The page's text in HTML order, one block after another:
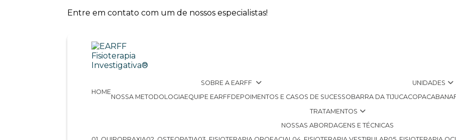
Entre em contato com um de nossos especialistas!
HOME
SOBRE A EARFF
NOSSA METODOLOGIA EQUIPE EARFF DEPOIMENTOS E CASOS DE SUCESSO
UNIDADES
BARRA DA TIJUCA
COPACABANA
TRATAMENTOS
NOSSAS ABORDAGENS E TÉCNICAS